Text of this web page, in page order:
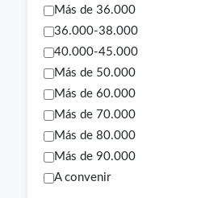
Más de 36.000
36.000-38.000
40.000-45.000
Más de 50.000
Más de 60.000
Más de 70.000
Más de 80.000
Más de 90.000
A convenir